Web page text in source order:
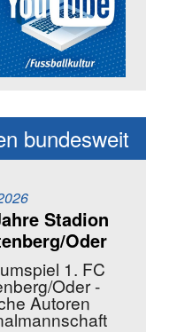
der
bundesweit
Stadion
Oder
1. FC
Oder -
Autoren